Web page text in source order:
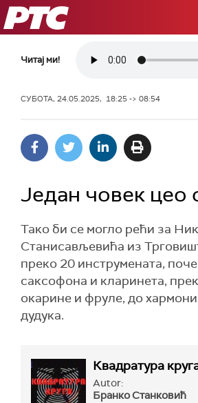
РТС
Читај ми!
СУБОТА, 24.05.2025, 18:25 -> 08:54
Један човек цео
Тако би се могло рећи за
Станисављевића из
преко 20 инструмената,
саксофона и кларинета,
окарине и фруле, до
дудука.
Квадратура
Autor:
Бранко Станковић